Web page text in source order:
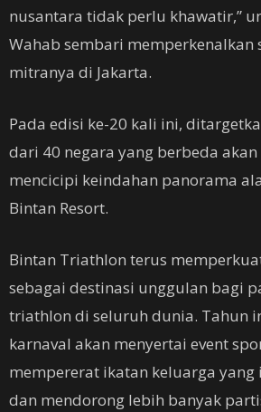
nusantara tidak perlu khawatir,”
Wahab sembari memperkenalkan
mitranya di Jakarta.
Pada edisi ke-20 kali ini,
dari 40 negara yang berbeda
mencicipi keindahan panorama
Bintan Resort.
Bintan Triathlon terus
sebagai destinasi unggulan bagi
triathlon di seluruh dunia. Tahun
karnaval akan menyertai event
mempererat ikatan keluarga
dan mendorong lebih banyak